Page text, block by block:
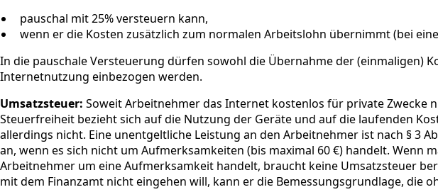
pauschal mit 25% versteuern kann,
wenn er die Kosten zusätzlich zum normalen Arbeitslohn übernimmt (bei
In die pauschale Versteuerung dürfen sowohl die Übernahme der (einmaligen)
Internetnutzung einbezogen werden.
Umsatzsteuer: Soweit Arbeitnehmer das Internet kostenlos für private Zwecke
Steuerfreiheit bezieht sich auf die Nutzung der Geräte und auf die laufenden
allerdings nicht. Eine unentgeltliche Leistung an den Arbeitnehmer ist nach § 3
an, wenn es sich nicht um Aufmerksamkeiten (bis maximal 60 €) handelt.
Arbeitnehmer um eine Aufmerksamkeit handelt, braucht keine Umsatzsteuer
mit dem Finanzamt nicht eingehen will, kann er die Bemessungsgrundlage, die